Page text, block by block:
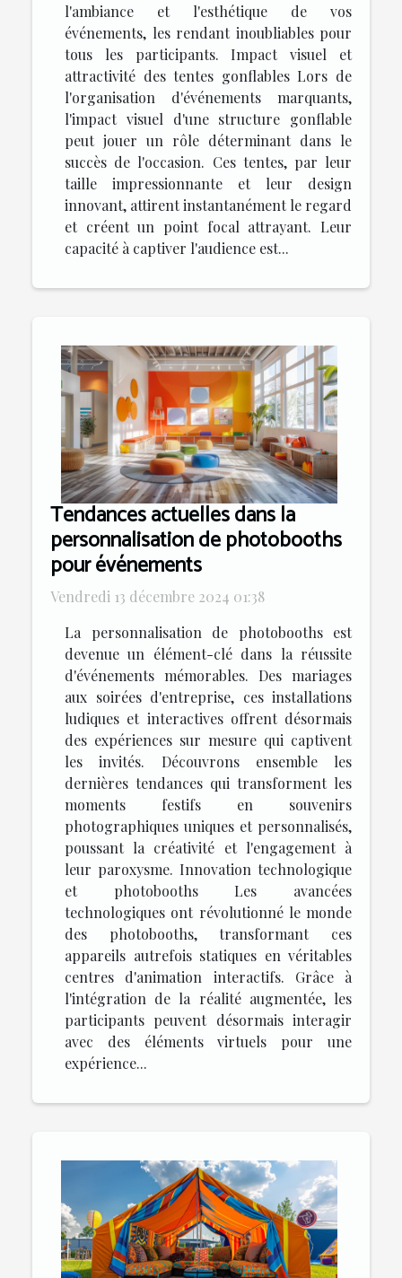
l'ambiance et l'esthétique de vos
événements, les rendant inoubliables pour
tous les participants. Impact visuel et
attractivité des tentes gonflables Lors de
l'organisation d'événements marquants,
l'impact visuel d'une structure gonflable
peut jouer un rôle déterminant dans le
succès de l'occasion. Ces tentes, par leur
taille impressionnante et leur design
innovant, attirent instantanément le regard
et créent un point focal attrayant. Leur
capacité à captiver l'audience est...
Tendances actuelles dans la
personnalisation de photobooths
pour événements
Vendredi 13 décembre 2024 01:38
La personnalisation de photobooths est
devenue un élément-clé dans la réussite
d'événements mémorables. Des mariages
aux soirées d'entreprise, ces installations
ludiques et interactives offrent désormais
des expériences sur mesure qui captivent
les invités. Découvrons ensemble les
dernières tendances qui transforment les
moments festifs en souvenirs
photographiques uniques et personnalisés,
poussant la créativité et l'engagement à
leur paroxysme. Innovation technologique
et photobooths Les avancées
technologiques ont révolutionné le monde
des photobooths, transformant ces
appareils autrefois statiques en véritables
centres d'animation interactifs. Grâce à
l'intégration de la réalité augmentée, les
participants peuvent désormais interagir
avec des éléments virtuels pour une
expérience...